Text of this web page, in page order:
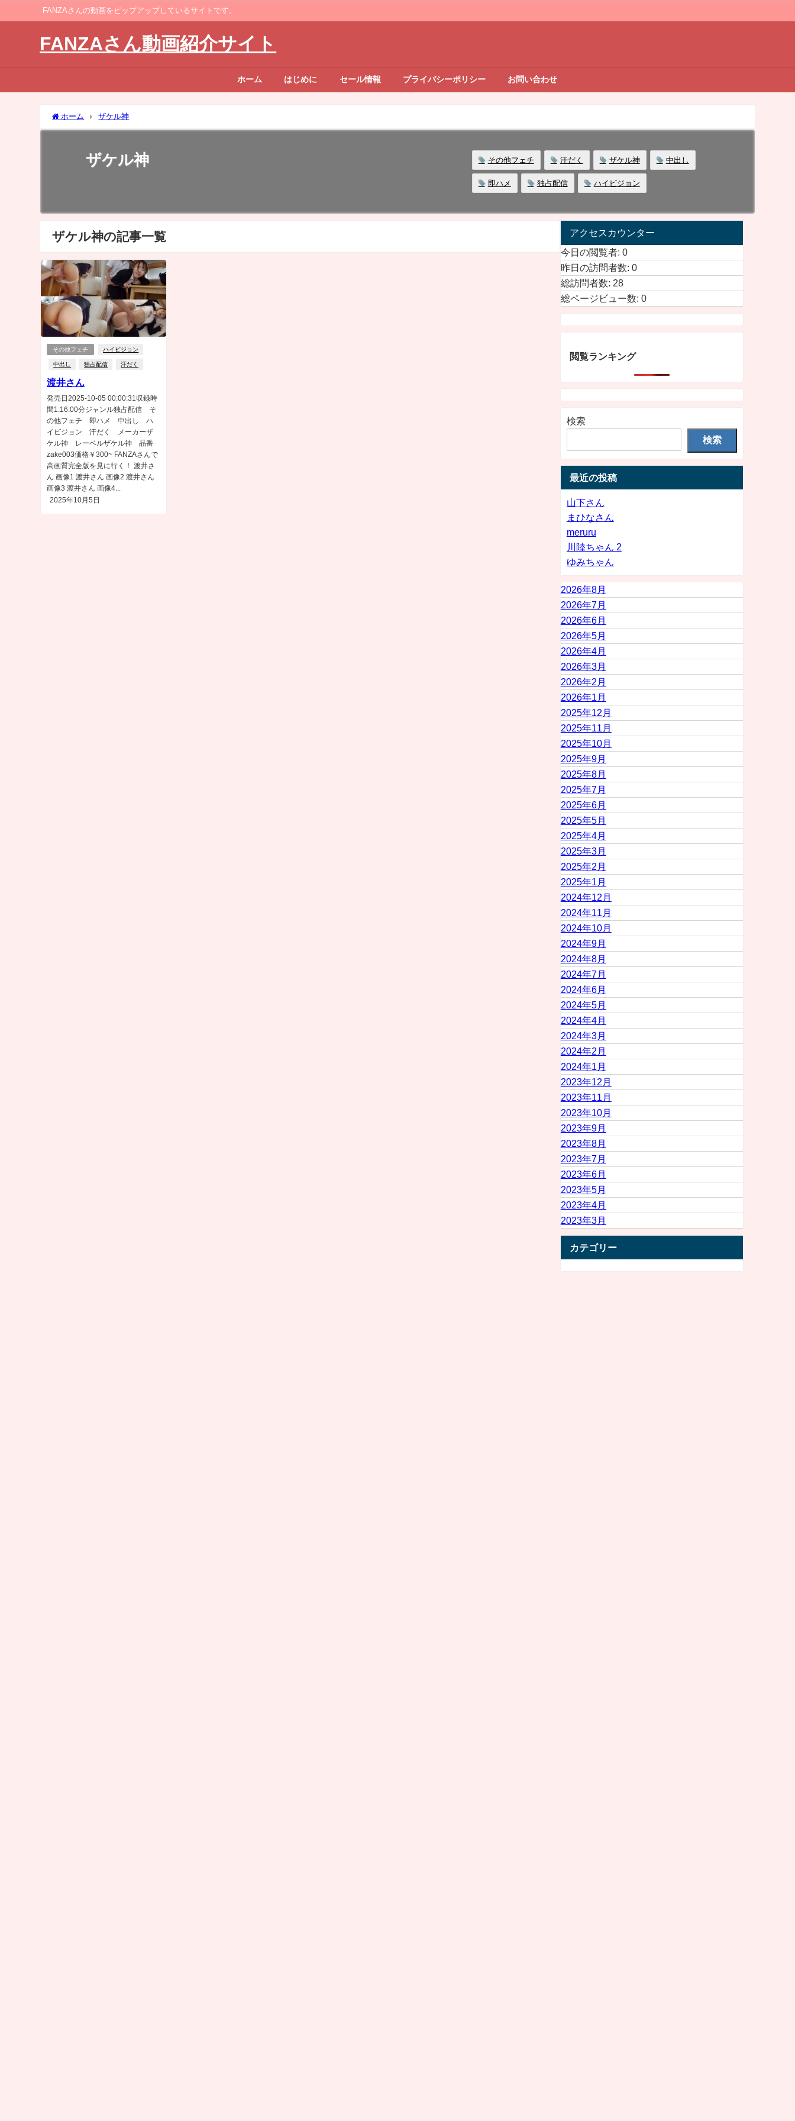
FANZAさんの動画をピップアップしているサイトです。
FANZAさん動画紹介サイト
ホーム はじめに セール情報 プライバシーポリシー お問い合わせ
ホーム ザケル神
ザケル神 その他フェチ 汗だく ザケル神 中出し
即ハメ 独占配信 ハイビジョン
ザケル神の記事一覧
その他フェチ ハイビジョン
中出し 独占配信 汗だく
渡井さん
発売日2025-10-05 00:00:31収録時
間1:16:00分ジャンル独占配信 そ
の他フェチ 即ハメ 中出し ハ
イビジョン 汗だく メーカーザ
ケル神 レーベルザケル神 品番
zake003価格￥300~ FANZAさんで
高画質完全版を見に行く！ 渡井さ
ん 画像1 渡井さん 画像2 渡井さん
画像3 渡井さん 画像4...
2025年10月5日
アクセスカウンター
今日の閲覧者: 0
昨日の訪問者数: 0
総訪問者数: 28
総ページビュー数: 0
閲覧ランキング
検索
検索
最近の投稿
山下さん
まひなさん
meruru
川陸ちゃん 2
ゆみちゃん
2026年8月
2026年7月
2026年6月
2026年5月
2026年4月
2026年3月
2026年2月
2026年1月
2025年12月
2025年11月
2025年10月
2025年9月
2025年8月
2025年7月
2025年6月
2025年5月
2025年4月
2025年3月
2025年2月
2025年1月
2024年12月
2024年11月
2024年10月
2024年9月
2024年8月
2024年7月
2024年6月
2024年5月
2024年4月
2024年3月
2024年2月
2024年1月
2023年12月
2023年11月
2023年10月
2023年9月
2023年8月
2023年7月
2023年6月
2023年5月
2023年4月
2023年3月
カテゴリー